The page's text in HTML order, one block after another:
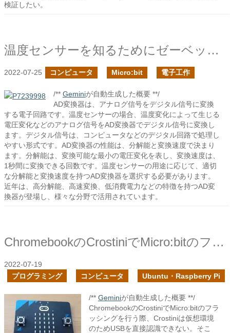
検証したい。
温度センサーを知るためにゼーベック効果を学ぶ
2022-07-25 コンピュータ Micro:bit 電子工作
/** Geminiが自動生成した概要 **/
AD変換器は、アナログ信号をデジタル信号に変換
する電子回路です。温度センサーの場合、温度変化によって生じる
電圧変化などのアナログ信号をAD変換器でデジタル信号に変換し
ます。デジタル信号は、コンピュータなどのデジタル回路で処理し
やすい形式です。AD変換器の性能は、分解能と変換速度で決まり
ます。分解能は、変換可能な最小の電圧変化を表し、変換速度は、
1秒間に変換できる回数です。温度センサーの用途に応じて、適切
な分解能と変換速度を持つAD変換器を選択する必要があります。
近年は、高分解能、高速変換、低消費電力などの特徴を持つAD変
換器が登場し、様々な分野で活用されています。
ChromebookのCrostiniでMicro:bitのフラッシングをしてみた
2022-07-19
プログラミング
コンピュータ Ubuntu・Raspberry Pi
/** Geminiが自動生成した概要 **/
ChromebookのCrostiniでMicro:bitのフラ
ッシングを行う際、Crostiniは仮想環境
のためUSBを直接認識できない。そこ